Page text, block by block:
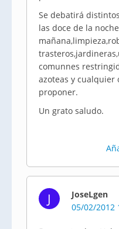
Se debatirá
las doce de la
comunnes
azoteas y
proponer.
Un grato saludo.
J
JoseLgen
05/02/2012